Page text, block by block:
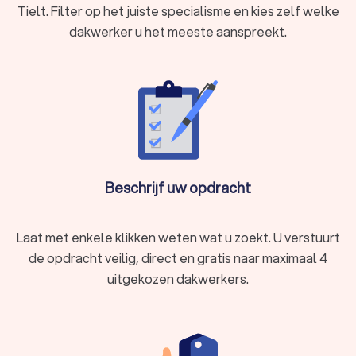
Tielt. Filter op het juiste specialisme en kies zelf welke
dakwerker u het meeste aanspreekt.
Beschrijf uw opdracht
Laat met enkele klikken weten wat u zoekt. U verstuurt
de opdracht veilig, direct en gratis naar maximaal 4
uitgekozen dakwerkers.